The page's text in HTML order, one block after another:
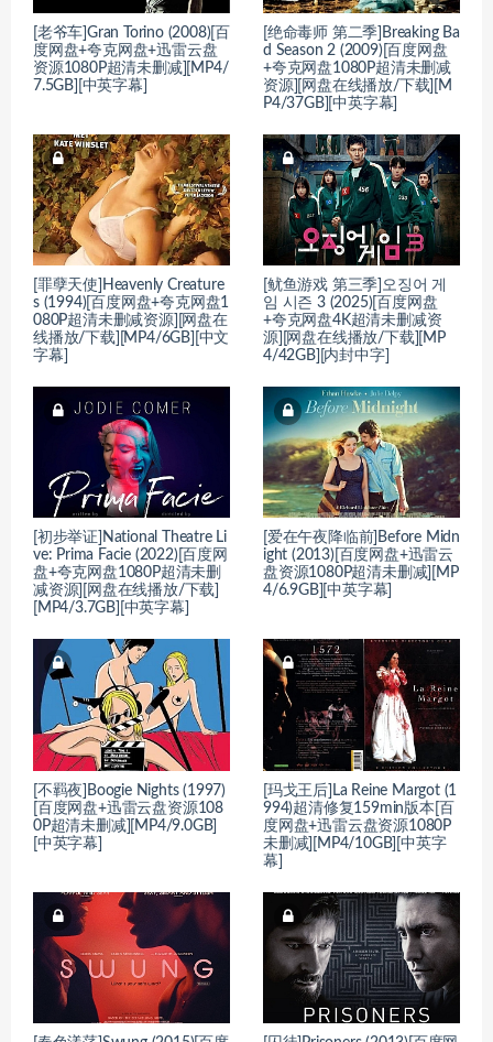
[老爷车]Gran Torino (2008)[百
度网盘+夸克网盘+迅雷云盘
资源1080P超清未删减][MP4/
7.5GB][中英字幕]
[绝命毒师 第二季]Breaking Ba
d Season 2 (2009)[百度网盘
+夸克网盘1080P超清未删减
资源][网盘在线播放/下载][M
P4/37GB][中英字幕]
[罪孽天使]Heavenly Creature
s (1994)[百度网盘+夸克网盘1
080P超清未删减资源][网盘在
线播放/下载][MP4/6GB][中文
字幕]
[鱿鱼游戏 第三季]오징어 게
임 시즌 3 (2025)[百度网盘
+夸克网盘4K超清未删减资
源][网盘在线播放/下载][MP
4/42GB][内封中字]
[初步举证]National Theatre Li
ve: Prima Facie (2022)[百度网
盘+夸克网盘1080P超清未删
减资源][网盘在线播放/下载]
[MP4/3.7GB][中英字幕]
[爱在午夜降临前]Before Midn
ight (2013)[百度网盘+迅雷云
盘资源1080P超清未删减][MP
4/6.9GB][中英字幕]
[不羁夜]Boogie Nights (1997)
[百度网盘+迅雷云盘资源108
0P超清未删减][MP4/9.0GB]
[中英字幕]
[玛戈王后]La Reine Margot (1
994)超清修复159min版本[百
度网盘+迅雷云盘资源1080P
未删减][MP4/10GB][中英字
幕]